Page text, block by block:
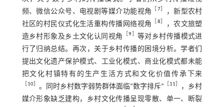
频、微信公众号、电视剧等媒介功能视角
［7］
，新型农村
社区的村民仪式化生活重构传播网络视角
［8］
，农文旅塑
造乡村形象及乡土文化认同视角
［9］ 等对乡村传播模式进
行了归纳总结。再次，关于乡村传播的困境分析。学者们
提出文化遗产保护模式、工业化模式、商业化模式都未能
把文化村镇特有的生产生活方式和文化价值传承下来
［10］ 。同时乡村数字弱势群体面临“数字排斥” ［11］
，乡村
媒介形象缺乏建构，乡村文化传播呈现零散、单一、断裂